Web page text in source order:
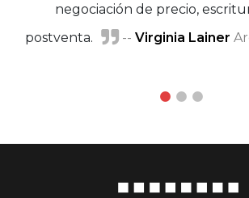
negociación de precio,
postventa.
-- Virginia Lainer
García